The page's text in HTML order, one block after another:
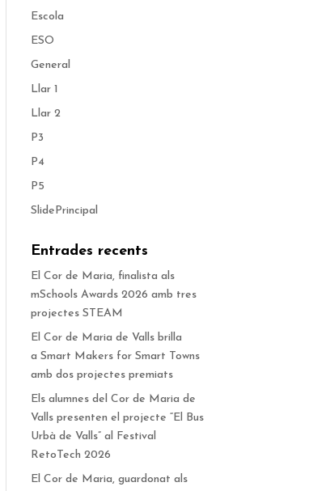
Escola
ESO
General
Llar 1
Llar 2
P3
P4
P5
SlidePrincipal
Entrades recents
El Cor de Maria, finalista als
mSchools Awards 2026 amb tres
projectes STEAM
El Cor de Maria de Valls brilla
a Smart Makers for Smart Towns
amb dos projectes premiats
Els alumnes del Cor de Maria de
Valls presenten el projecte “El Bus
Urbà de Valls” al Festival
RetoTech 2026
El Cor de Maria, guardonat als